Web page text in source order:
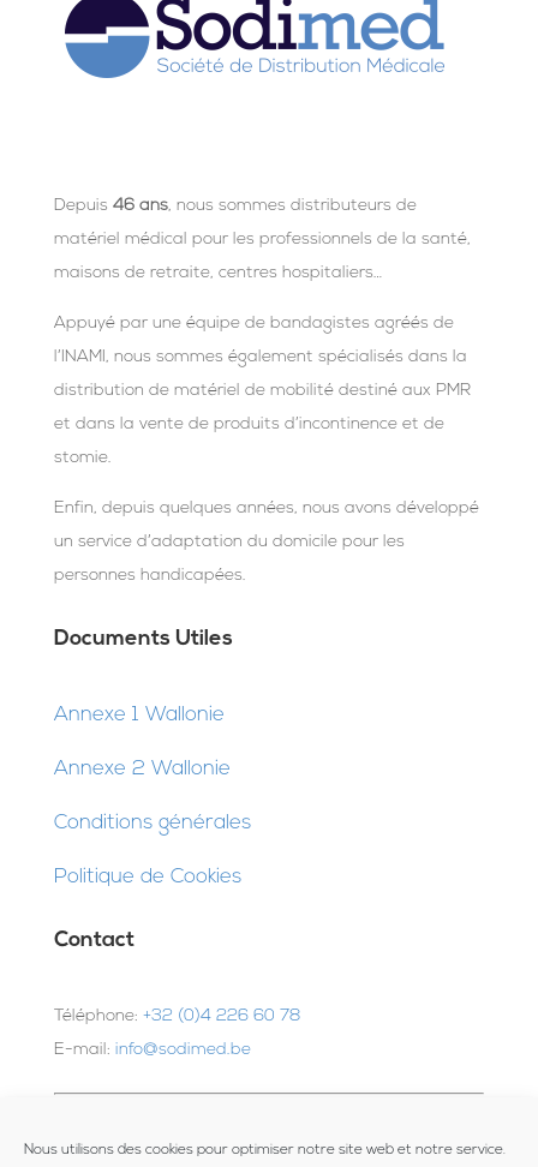
Nous utilisons des cookies pour optimiser notre site web et notre service.
Depuis 46 ans, nous sommes distributeurs de
matériel médical pour les professionnels de la santé,
maisons de retraite, centres hospitaliers…
Appuyé par une équipe de bandagistes agréés de
l’INAMI, nous sommes également spécialisés dans la
distribution de matériel de mobilité destiné aux PMR
et dans la vente de produits d’incontinence et de
stomie.
Enfin, depuis quelques années, nous avons développé
un service d’adaptation du domicile pour les
personnes handicapées.
Documents Utiles
Annexe 1 Wallonie
Annexe 2 Wallonie
Conditions générales
Politique de Cookies
Contact
Téléphone: +32 (0)4 226 60 78
E-mail: info@sodimed.be
Z.I. Hauts-Sarts